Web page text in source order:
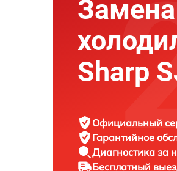
Sharp
Официальный
Гарантийное
Диагностика за
Бесплатный